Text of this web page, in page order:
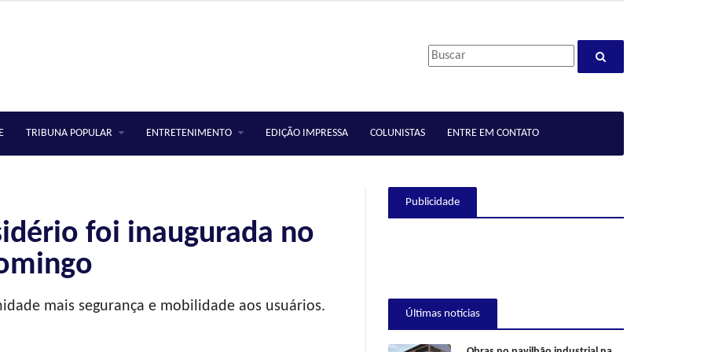
TRIBUNA POPULAR ENTRETENIMENTO EDIÇÃO IMPRESSA COLUNISTAS ENTRE EM CONTATO
foi inaugurada no
mais segurança e mobilidade aos usuários.
Publicidade
Últimas notícias